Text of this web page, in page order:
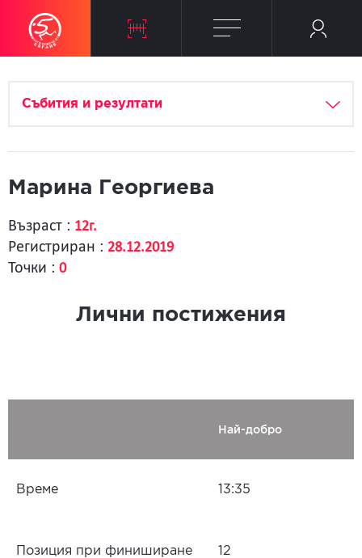
Събития и резултати
Марина Георгиева
Възраст : 12г.
Регистриран : 28.12.2019
Точки : 0
Лични постижения
Най-добро
Време 13:35
Позиция при финиширане 12